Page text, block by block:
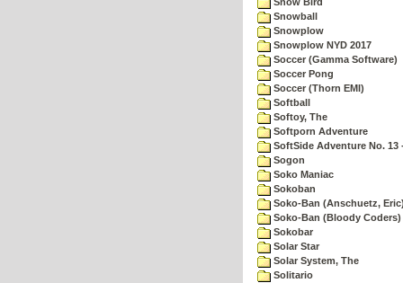
Snowball
Snowplow
Snowplow NYD 2017
Soccer (Gamma Software)
Soccer Pong
Soccer (Thorn EMI)
Softball
Softoy, The
Softporn Adventure
SoftSide Adventure No. 13
Sogon
Soko Maniac
Sokoban
Soko-Ban (Anschuetz,
Soko-Ban (Bloody Coders)
Sokobar
Solar Star
Solar System, The
Solitario